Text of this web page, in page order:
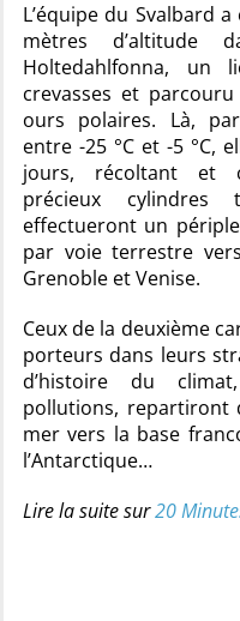
L’équipe du Svalbard
mètres d’altitude
Holtedahlfonna, un
crevasses et
ours polaires. Là,
entre -25 °C et -5 °C,
jours, récoltant et
précieux cylindres
effectueront un
par voie terrestre
Grenoble et Venise.
Ceux de la deuxième
porteurs dans leurs
d’histoire du
pollutions, repartiront
mer vers la base
l’Antarctique…
Lire la suite sur20